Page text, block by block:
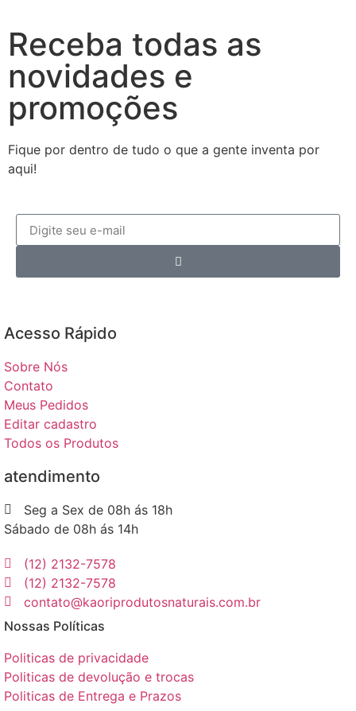
Receba todas as
novidades e
promoções
Fique por dentro de tudo o que a gente inventa por
aqui!
Acesso Rápido​
Sobre Nós
Contato
Meus Pedidos
Editar cadastro
Todos os Produtos
atendimento
Seg a Sex de 08h ás 18h
Sábado de 08h ás 14h
(12) 2132-7578
(12) 2132-7578
contato@kaoriprodutosnaturais.com.br
Nossas Políticas
Politicas de privacidade
Politicas de devolução e trocas
Politicas de Entrega e Prazos